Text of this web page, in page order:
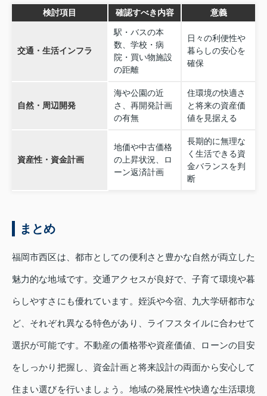
検討項目 確認すべき内容 意義
交通・生活インフラ
駅・バスの本
数、学校・病
院・買い物施設
の距離
日々の利便性や
暮らしの安心を
確保
自然・周辺開発
海や公園の近
さ、再開発計画
の有無
住環境の快適さ
と将来の資産価
値を見据える
資産性・資金計画
地価や中古価格
の上昇状況、ロ
ーン返済計画
長期的に無理な
く生活できる資
金バランスを判
断
まとめ
福岡市西区は、都市としての便利さと豊かな自然が両立した
魅力的な地域です。交通アクセスが良好で、子育て環境や暮
らしやすさにも優れています。姪浜や今宿、九大学研都市な
ど、それぞれ異なる特色があり、ライフスタイルに合わせて
選択が可能です。不動産の価格帯や資産価値、ローンの目安
をしっかり把握し、資金計画と将来設計の両面から安心して
住まい選びを行いましょう。地域の発展性や快適な生活環境